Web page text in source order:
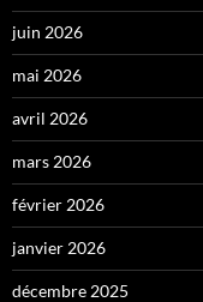
juin 2026
mai 2026
avril 2026
mars 2026
février 2026
janvier 2026
décembre 2025